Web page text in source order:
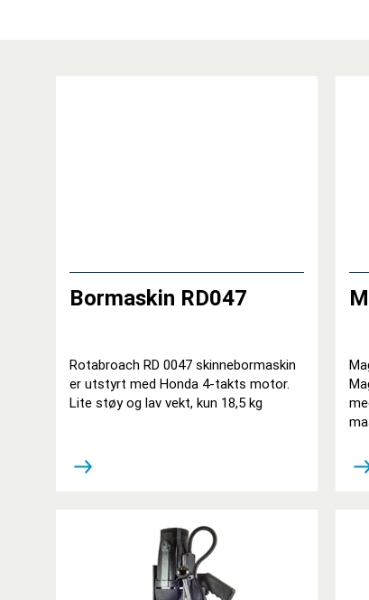
Bormaskin RD047
Rotabroach RD 0047 skinnebormaskin
er utstyrt med Honda 4-takts motor.
Lite støy og lav vekt, kun 18,5 kg